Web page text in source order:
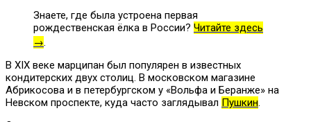
Знаете, где была устроена первая
рождественская ёлка в России? Читайте здесь
→.
В XIX веке марципан был популярен в известных
кондитерских двух столиц. В московском магазине
Абрикосова и в петербургском у «Вольфа и Беранже» на
Невском проспекте, куда часто заглядывал Пушкин.